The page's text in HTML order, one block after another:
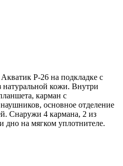
Р-26 на подкладке с
кожи. Внутри
карман с
основное отделение
Снаружи 4 кармана, 2 из
на мягком уплотнителе.